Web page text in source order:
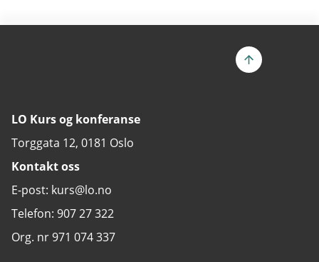
LO Kurs og konferanse
Torggata 12, 0181 Oslo
Kontakt oss
E-post: kurs@lo.no
Telefon: 907 27 322
Org. nr 971 074 337